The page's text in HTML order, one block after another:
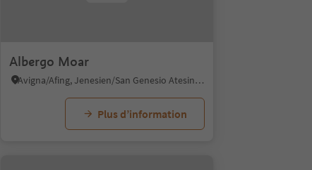
Albergo Moar
Avigna/Afing, Jenesien/San Genesio Atesino, Bolzano/Bozen and environs
Plus d’information